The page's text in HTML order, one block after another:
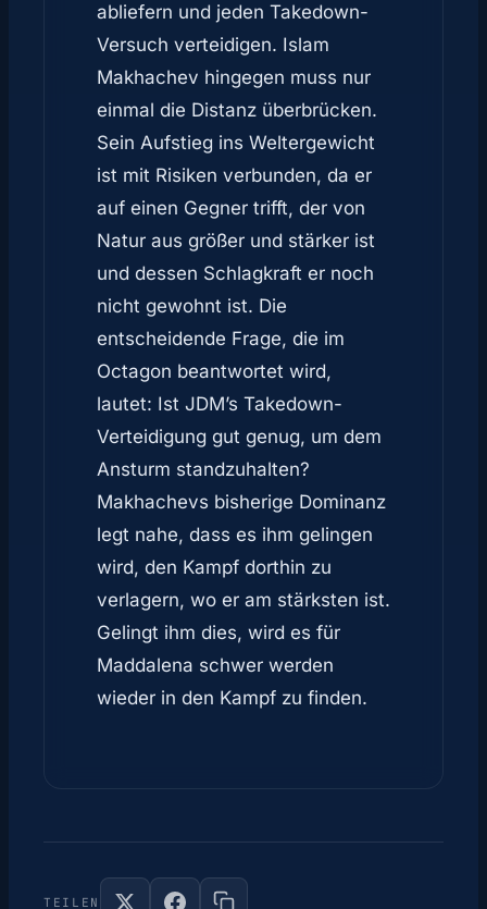
abliefern und jeden Takedown-
Versuch verteidigen. Islam
Makhachev hingegen muss nur
einmal die Distanz überbrücken.
Sein Aufstieg ins Weltergewicht
ist mit Risiken verbunden, da er
auf einen Gegner trifft, der von
Natur aus größer und stärker ist
und dessen Schlagkraft er noch
nicht gewohnt ist. Die
entscheidende Frage, die im
Octagon beantwortet wird,
lautet: Ist JDM’s Takedown-
Verteidigung gut genug, um dem
Ansturm standzuhalten?
Makhachevs bisherige Dominanz
legt nahe, dass es ihm gelingen
wird, den Kampf dorthin zu
verlagern, wo er am stärksten ist.
Gelingt ihm dies, wird es für
Maddalena schwer werden
wieder in den Kampf zu finden.
TEILEN